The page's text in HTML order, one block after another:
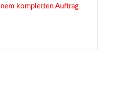
kompletten Auftrag